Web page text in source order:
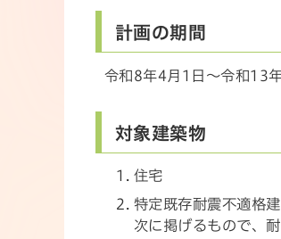
計画の期間
令和8年4月1日～令和13
対象建築物
住宅
特定既存耐震不適格
次に掲げるもので、